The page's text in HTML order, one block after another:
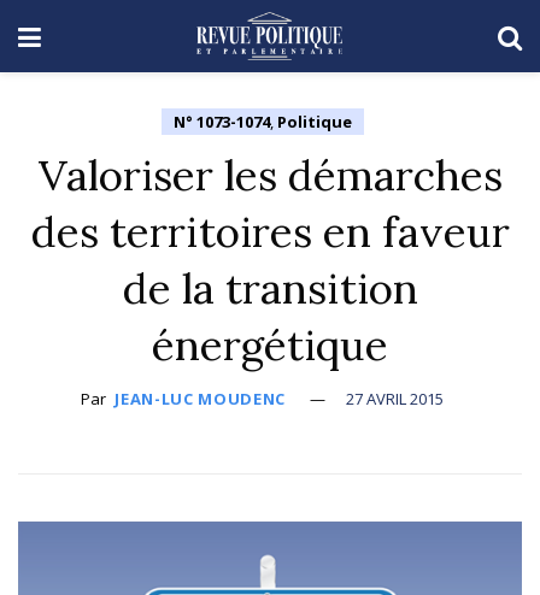
N° 1073-1074, Politique
Valoriser les démarches
des territoires en faveur
de la transition
énergétique
Par JEAN-LUC MOUDENC 27 AVRIL 2015